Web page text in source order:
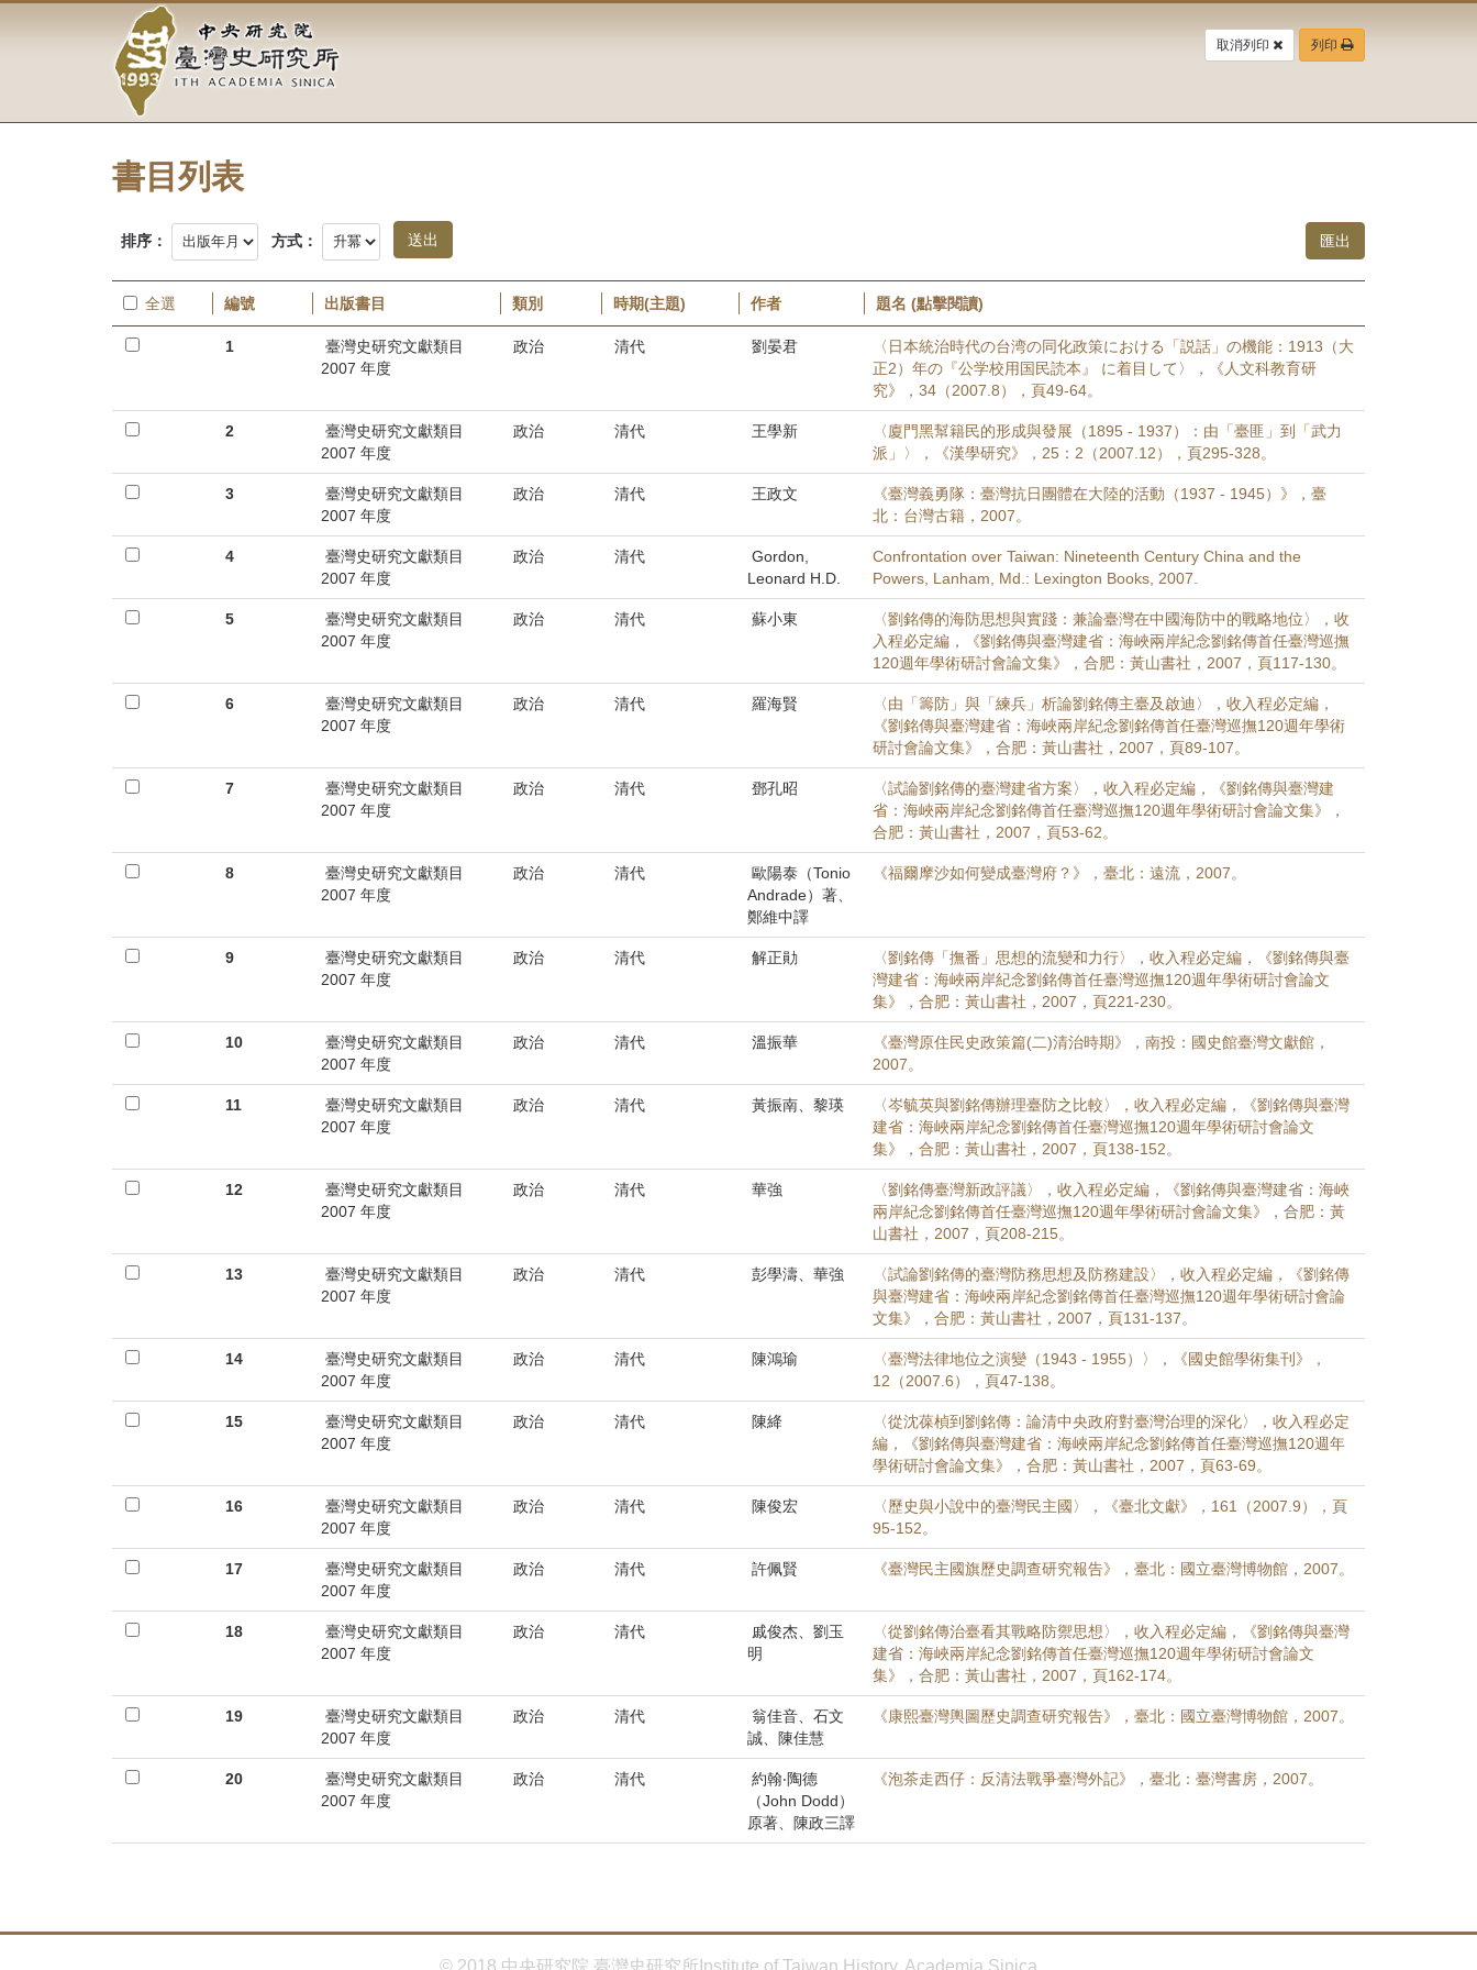
容
中
央
研
究
院-
臺
灣
史
研
究
首
頁
取消列印 列印
書目列表
排序： 方式：
全選 編號 出版書目 類別 時期(主題) 作者 題名 (點擊閱讀)
1
臺灣史研究文獻類目
2007 年度
政治 清代 劉晏君
〈日本統治時代の台湾の同化政策における「説話」の機能：1913（大
正2）年の『公学校用国民読本』 に着目して〉，《人文科教育研
究》，34（2007.8），頁49-64。
2
臺灣史研究文獻類目
2007 年度
政治 清代 王學新
〈廈門黑幫籍民的形成與發展（1895 - 1937）：由「臺匪」到「武力
派」〉，《漢學研究》，25：2（2007.12），頁295-328。
3
臺灣史研究文獻類目
2007 年度
政治 清代 王政文
《臺灣義勇隊：臺灣抗日團體在大陸的活動（1937 - 1945）》，臺
北：台灣古籍，2007。
4
臺灣史研究文獻類目
2007 年度
政治 清代
Gordon,
Leonard H.D.
Confrontation over Taiwan: Nineteenth Century China and the
Powers, Lanham, Md.: Lexington Books, 2007.
5
臺灣史研究文獻類目
2007 年度
政治 清代 蘇小東
〈劉銘傳的海防思想與實踐：兼論臺灣在中國海防中的戰略地位〉，收
入程必定編，《劉銘傳與臺灣建省：海峽兩岸紀念劉銘傳首任臺灣巡撫
120週年學術研討會論文集》，合肥：黃山書社，2007，頁117-130。
6
臺灣史研究文獻類目
2007 年度
政治 清代 羅海賢
〈由「籌防」與「練兵」析論劉銘傳主臺及啟迪〉，收入程必定編，
《劉銘傳與臺灣建省：海峽兩岸紀念劉銘傳首任臺灣巡撫120週年學術
研討會論文集》，合肥：黃山書社，2007，頁89-107。
7
臺灣史研究文獻類目
2007 年度
政治 清代 鄧孔昭
〈試論劉銘傳的臺灣建省方案〉，收入程必定編，《劉銘傳與臺灣建
省：海峽兩岸紀念劉銘傳首任臺灣巡撫120週年學術研討會論文集》，
合肥：黃山書社，2007，頁53-62。
8
臺灣史研究文獻類目
2007 年度
政治 清代
歐陽泰（Tonio
Andrade）著、
鄭維中譯
《福爾摩沙如何變成臺灣府？》，臺北：遠流，2007。
9
臺灣史研究文獻類目
2007 年度
政治 清代 解正勛
〈劉銘傳「撫番」思想的流變和力行〉，收入程必定編，《劉銘傳與臺
灣建省：海峽兩岸紀念劉銘傳首任臺灣巡撫120週年學術研討會論文
集》，合肥：黃山書社，2007，頁221-230。
10
臺灣史研究文獻類目
2007 年度
政治 清代 溫振華
《臺灣原住民史政策篇(二)清治時期》，南投：國史館臺灣文獻館，
2007。
11
臺灣史研究文獻類目
2007 年度
政治 清代 黃振南、黎瑛
〈岑毓英與劉銘傳辦理臺防之比較〉，收入程必定編，《劉銘傳與臺灣
建省：海峽兩岸紀念劉銘傳首任臺灣巡撫120週年學術研討會論文
集》，合肥：黃山書社，2007，頁138-152。
12
臺灣史研究文獻類目
2007 年度
政治 清代 華強
〈劉銘傳臺灣新政評議〉，收入程必定編，《劉銘傳與臺灣建省：海峽
兩岸紀念劉銘傳首任臺灣巡撫120週年學術研討會論文集》，合肥：黃
山書社，2007，頁208-215。
13
臺灣史研究文獻類目
2007 年度
政治 清代 彭學濤、華強
〈試論劉銘傳的臺灣防務思想及防務建設〉，收入程必定編，《劉銘傳
與臺灣建省：海峽兩岸紀念劉銘傳首任臺灣巡撫120週年學術研討會論
文集》，合肥：黃山書社，2007，頁131-137。
14
臺灣史研究文獻類目
2007 年度
政治 清代 陳鴻瑜
〈臺灣法律地位之演變（1943 - 1955）〉，《國史館學術集刊》，
12（2007.6），頁47-138。
15
臺灣史研究文獻類目
2007 年度
政治 清代 陳絳
〈從沈葆楨到劉銘傳：論清中央政府對臺灣治理的深化〉，收入程必定
編，《劉銘傳與臺灣建省：海峽兩岸紀念劉銘傳首任臺灣巡撫120週年
學術研討會論文集》，合肥：黃山書社，2007，頁63-69。
16
臺灣史研究文獻類目
2007 年度
政治 清代 陳俊宏
〈歷史與小說中的臺灣民主國〉，《臺北文獻》，161（2007.9），頁
95-152。
17
臺灣史研究文獻類目
2007 年度
政治 清代 許佩賢 《臺灣民主國旗歷史調查研究報告》，臺北：國立臺灣博物館，2007。
18
臺灣史研究文獻類目
2007 年度
政治 清代
戚俊杰、劉玉
明
〈從劉銘傳治臺看其戰略防禦思想〉，收入程必定編，《劉銘傳與臺灣
建省：海峽兩岸紀念劉銘傳首任臺灣巡撫120週年學術研討會論文
集》，合肥：黃山書社，2007，頁162-174。
19
臺灣史研究文獻類目
2007 年度
政治 清代
翁佳音、石文
誠、陳佳慧
《康熙臺灣輿圖歷史調查研究報告》，臺北：國立臺灣博物館，2007。
20
臺灣史研究文獻類目
2007 年度
政治 清代
約翰‧陶德
（John Dodd）
原著、陳政三譯
《泡茶走西仔：反清法戰爭臺灣外記》，臺北：臺灣書房，2007。
© 2018 中央研究院 臺灣史研究所Institute of Taiwan History, Academia Sinica